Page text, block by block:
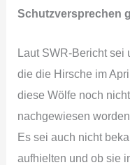
Schutzversprechen
Laut SWR-Bericht sei
die die Hirsche im
diese Wölfe noch
nachgewiesen
Es sei auch nicht
aufhielten und ob sie